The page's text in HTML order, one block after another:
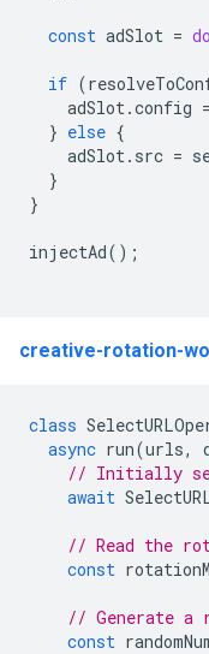
const adSlot =
if (
adSlot .config =
} else {
adSlot . src =
}
}
injectAd();
creative-rotation-
class
async run(urls,
// Initially set
await
// Read the
const
// Generate a
const